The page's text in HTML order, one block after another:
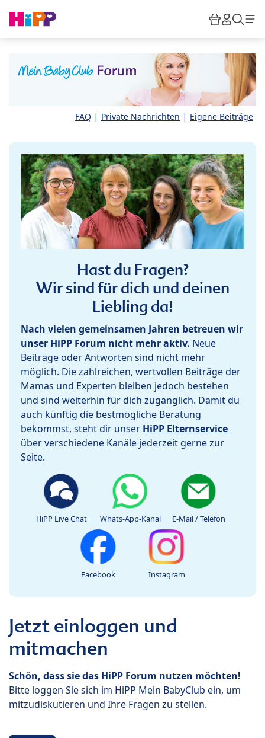
HiPP
FAQ | Private Nachrichten | Eigene Beiträge
Hast du Fragen?
Wir sind für dich und deinen
Liebling da!
Nach vielen gemeinsamen Jahren betreuen wir
unser HiPP Forum nicht mehr aktiv. Neue
Beiträge oder Antworten sind nicht mehr
möglich. Die zahlreichen, wertvollen Beiträge der
Mamas und Experten bleiben jedoch bestehen
und sind weiterhin für dich zugänglich. Damit du
auch künftig die bestmögliche Beratung
bekommst, steht dir unser HiPP Elternservice
über verschiedene Kanäle jederzeit gerne zur
Seite.
HiPP Live Chat Whats-App-Kanal E-Mail / Telefon
Facebook Instagram
Jetzt einloggen und
mitmachen
Schön, dass sie das HiPP Forum nutzen möchten!
Bitte loggen Sie sich im HiPP Mein BabyClub ein, um
mitzudiskutieren und Ihre Fragen zu stellen.